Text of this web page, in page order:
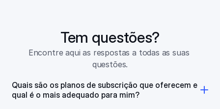
Tem questões?
Encontre aqui as respostas a todas as suas
questões.
Quais são os planos de subscrição que oferecem e
qual é o mais adequado para mim?